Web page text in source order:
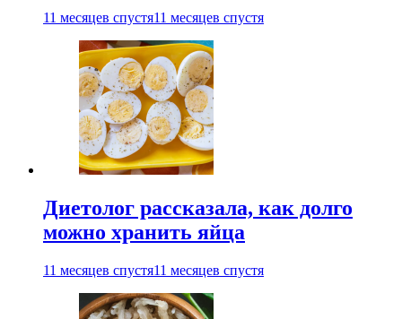
11 месяцев спустя11 месяцев спустя
Диетолог рассказала, как долго
можно хранить яйца
11 месяцев спустя11 месяцев спустя